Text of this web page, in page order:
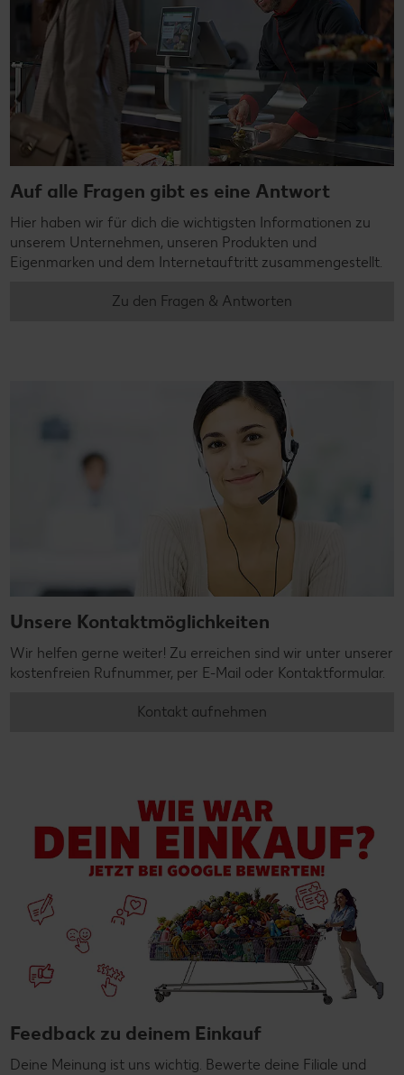
Auf alle Fragen gibt es eine Antwort
Hier haben wir für dich die wichtigsten Informationen zu
unserem Unternehmen, unseren Produkten und
Eigenmarken und dem Internetauftritt zusammengestellt.
Zu den Fragen & Antworten
Unsere Kontaktmöglichkeiten
Wir helfen gerne weiter! Zu erreichen sind wir unter unserer
kostenfreien Rufnummer, per E-Mail oder Kontaktformular.
Kontakt aufnehmen
Feedback zu deinem Einkauf
Deine Meinung ist uns wichtig. Bewerte deine Filiale und